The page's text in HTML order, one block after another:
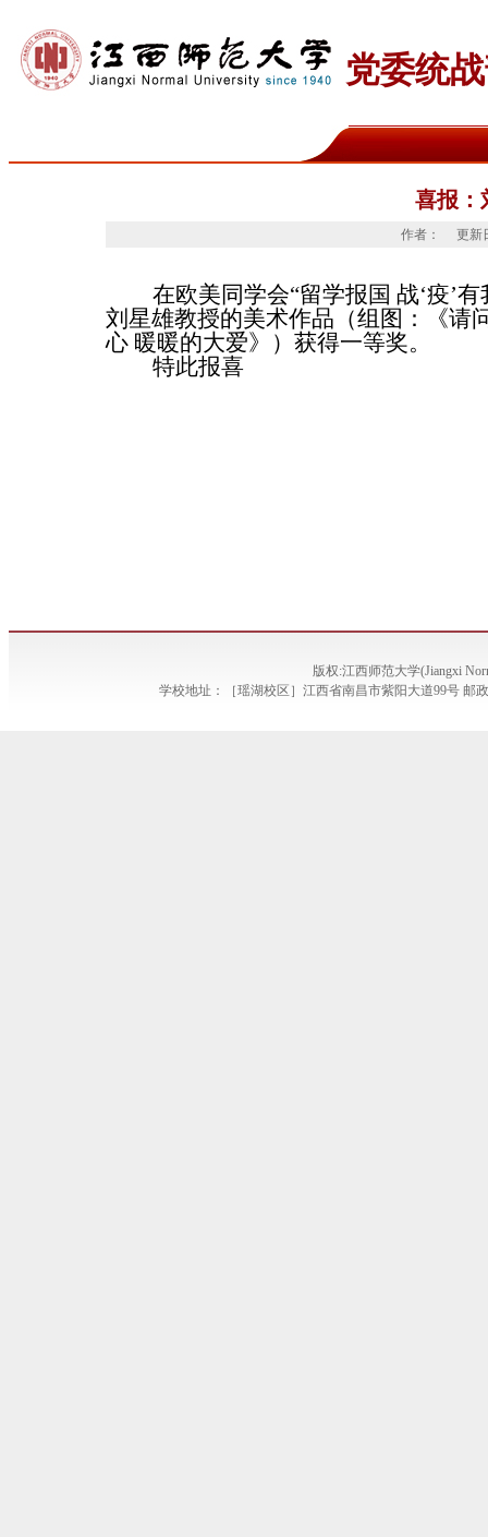
党委统
喜报：
作者： 更新
在欧美同学会“留学报国 战‘疫’
刘星雄教授的美术作品（组图：《请
心 暖暖的大爱》）获得一等奖。
特此报喜
版权:江西师范大学(Jiangxi
学校地址：［瑶湖校区］江西省南昌市紫阳大道99号 邮